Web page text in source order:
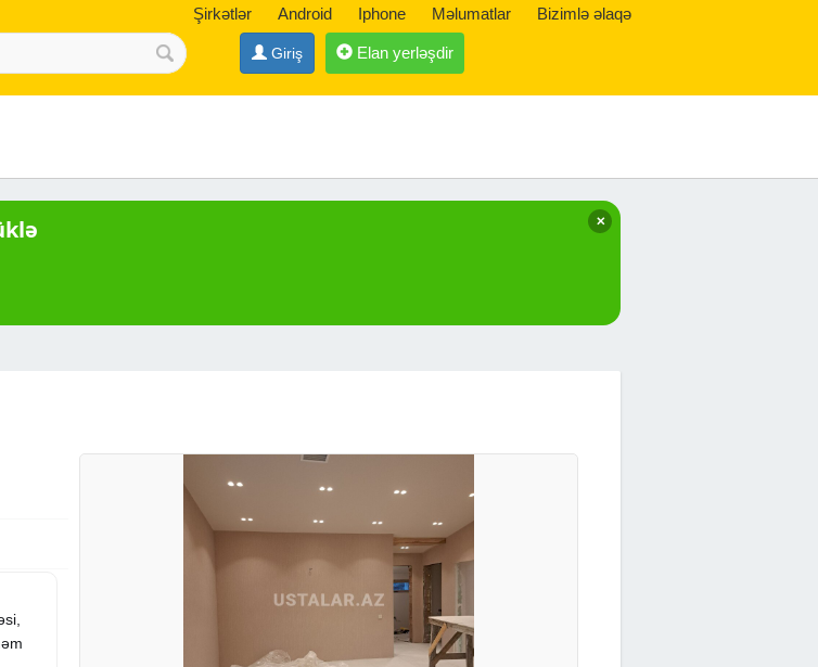
Şirkətlər Android Iphone Məlumatlar Bizimlə əlaqə
Giriş Elan yerləşdir
✕